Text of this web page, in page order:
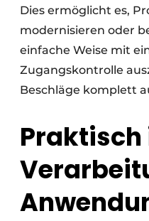
Dies ermöglicht es,
modernisieren oder
einfache Weise mit
Zugangskontrolle
Beschläge komplett
Praktisch